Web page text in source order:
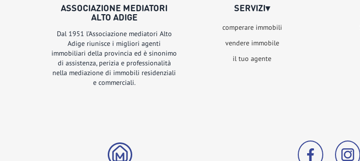
ASSOCIAZIONE MEDIATORI
ALTO ADIGE
Dal 1951 l’Associazione mediatori Alto
Adige riunisce i migliori agenti
immobiliari della provincia ed è sinonimo
di assistenza, perizia e professionalità
nella mediazione di immobili residenziali
e commerciali.
SERVIZI▾
comperare immobili
vendere immobile
il tuo agente